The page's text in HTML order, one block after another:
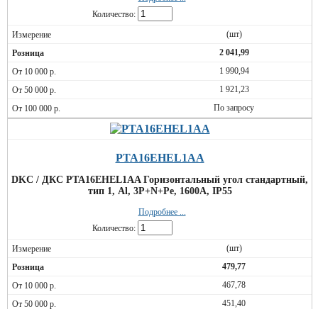
Количество:
(шт)
2 041,99
1 990,94
1 921,23
По запросу
PTA16EHEL1AA
DKC / ДКС PTA16EHEL1AA Горизонтальный угол стандартный,
тип 1, Al, 3P+N+Pe, 1600А, IP55
Подробнее ...
Количество:
(шт)
479,77
467,78
451,40